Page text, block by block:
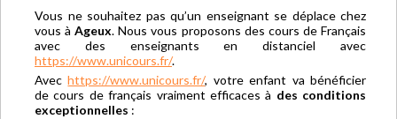
Vous ne souhaitez pas qu’un enseignant se déplace chez
vous àAgeux. Nous vous proposons des cours de Français
avec des enseignants en distanciel avec
https://www.unicours.fr/.
Avechttps://www.unicours.fr/, votre enfant va bénéficier
de cours de français vraiment efficaces à des conditions
exceptionnelles :